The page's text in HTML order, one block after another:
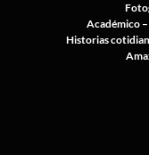
Académico
Historias